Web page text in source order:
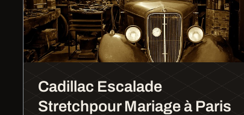
Cadillac Escalade
Stretchpour Mariage à Paris